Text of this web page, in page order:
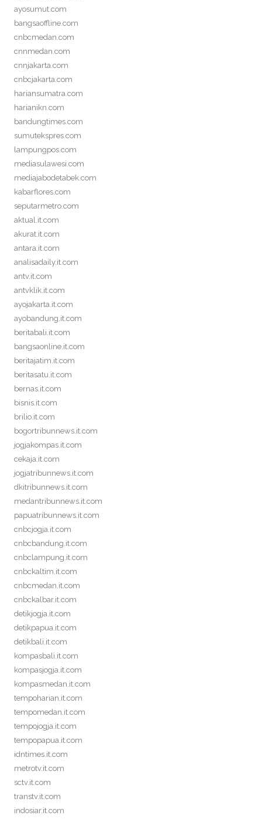
ayosumut.com
bangsaoffline.com
cnbcmedan.com
cnnmedan.com
cnnjakarta.com
cnbcjakarta.com
hariansumatra.com
harianikn.com
bandungtimes.com
sumutekspres.com
lampungpos.com
mediasulawesi.com
mediajabodetabek.com
kabarflores.com
seputarmetro.com
aktual.it.com
akurat.it.com
antara.it.com
analisadaily.it.com
antv.it.com
antvklik.it.com
ayojakarta.it.com
ayobandung.it.com
beritabali.it.com
bangsaonline.it.com
beritajatim.it.com
beritasatu.it.com
bernas.it.com
bisnis.it.com
brilio.it.com
bogortribunnews.it.com
jogjakompas.it.com
cekaja.it.com
jogjatribunnews.it.com
dkitribunnews.it.com
medantribunnews.it.com
papuatribunnews.it.com
cnbcjogja.it.com
cnbcbandung.it.com
cnbclampung.it.com
cnbckaltim.it.com
cnbcmedan.it.com
cnbckalbar.it.com
detikjogja.it.com
detikpapua.it.com
detikbali.it.com
kompasbali.it.com
kompasjogja.it.com
kompasmedan.it.com
tempoharian.it.com
tempomedan.it.com
tempojogja.it.com
tempopapua.it.com
idntimes.it.com
metrotv.it.com
sctv.it.com
transtv.it.com
indosiar.it.com